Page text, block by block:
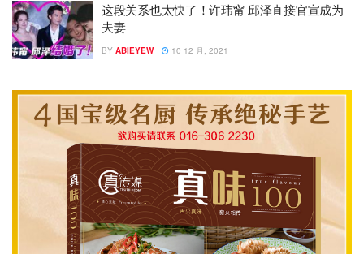
这段关系也太快了！许玮甯 邱泽直接官宣成为
夫妻
BY ABIEYEW 10 12 月, 2021